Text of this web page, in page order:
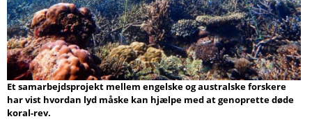
Søg
Et samarbejdsprojekt mellem engelske og australske forskere
har vist hvordan lyd måske kan hjælpe med at genoprette døde
koral-rev.